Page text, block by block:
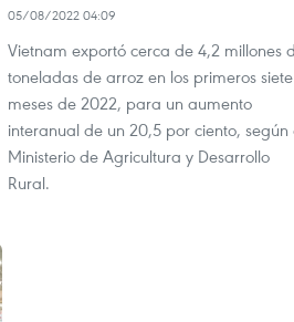
05/08/2022 04:09
Vietnam exportó cerca de 4,2 millones
toneladas de arroz en los primeros siete
meses de 2022, para un aumento
interanual de un 20,5 por ciento, según
Ministerio de Agricultura y Desarrollo
Rural.